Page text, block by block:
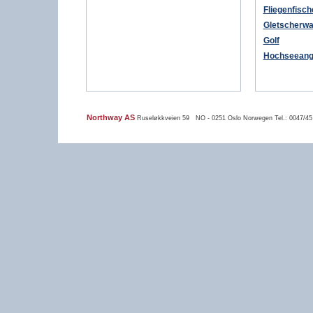
Golf
Northway ASRuseløkkveien 59 NO - 0251 Oslo Norwegen Tel.: 0047/